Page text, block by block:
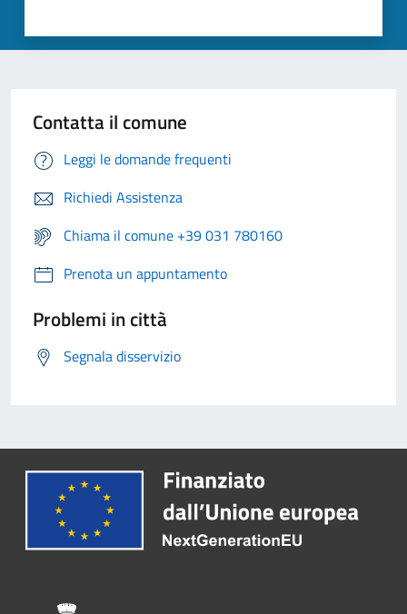
Contatta il comune
Leggi le domande frequenti
Richiedi Assistenza
Chiama il comune +39 031 780160
Prenota un appuntamento
Problemi in città
Segnala disservizio